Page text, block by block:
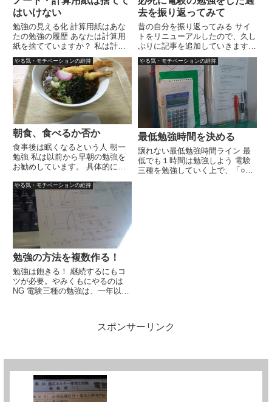
はいけない
勉強の見える化 計算用紙はあな
たの勉強の履歴 あなたは計算用
紙を捨てていますか？ 私は計算
用紙は保存してあります。 電験
三種は計算問題が多いので、瞬く
間に計算用紙が増えていきますよ
ね。 私も電験三種を合格するま
でに使用した計算用紙は500枚...
去を振り返ってみて
昔の自分を振り返ってみる サイ
トをリニューアルしたので、久し
ぶりに記事を追加していきます。
自作のブログツールから
wordpressへと移行したので、だ
いぶ見やすくなったかな？ 中々
サイト更新に関して手が回りませ
んが、少しずつ更新していきま...
やる気・モチベーションの維持
朝食、食べるか否か
食事後は眠くなるという人 朝一
勉強 私は以前から早朝の勉強を
お勧めしています。 具体的には4
30分には会社を出て・・・とい
ったサイクルです。 私はこの生
活を数年続けていましたが、朝起
きてすぐに勉強にとりかかると...
やる気・モチベーションの維持
最低勉強時間を決める
譲れない最低勉強時間ライン 最
低でも１時間は勉強しよう 電験
三種を勉強していく上で、「○時
やる気・モチベーションの維持
勉強の方法を複数作る！
勉強は飽きる！ 継続するにもコ
ツが必要。やみくもにやるのは
NG 電験三種の勉強は、一年以上
では、「3ヶ月で受かった！」と
いった甘ぁ～いうたい文句でスポンサーリンク